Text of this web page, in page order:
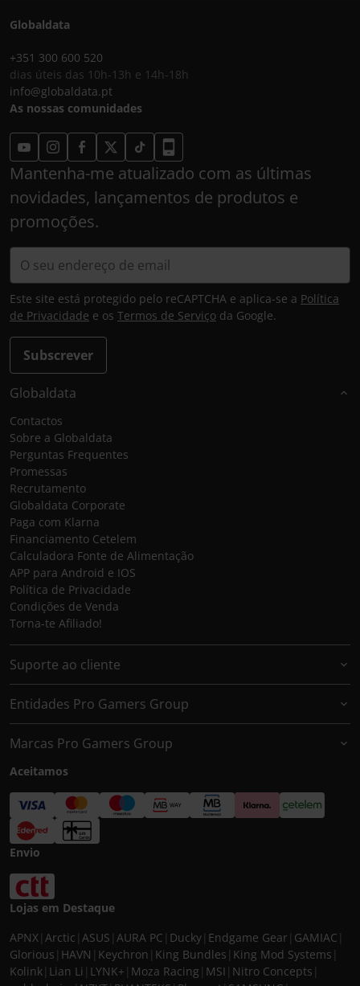
Globaldata
+351 300 600 520
dias úteis das 10h-13h e 14h-18h
info@globaldata.pt
As nossas comunidades
Mantenha-me atualizado com as últimas
novidades, lançamentos de produtos e
promoções.
Subscrever
Este site está protegido pelo reCAPTCHA e aplica-se a Política
de Privacidade e os Termos de Serviço da Google.
Globaldata
Contactos
Sobre a Globaldata
Perguntas Frequentes
Promessas
Recrutamento
Globaldata Corporate
Paga com Klarna
Financiamento Cetelem
Calculadora Fonte de Alimentação
APP para Android e IOS
Política de Privacidade
Condições de Venda
Torna-te Afiliado!
Suporte ao cliente
Entidades Pro Gamers Group
Marcas Pro Gamers Group
Aceitamos
Envio
Lojas em Destaque
APNX Arctic ASUS AURA PC Ducky Endgame Gear GAMIAC
Glorious HAVN Keychron King Bundles King Mod Systems
Kolink Lian Li LYNK+ Moza Racing MSI Nitro Concepts